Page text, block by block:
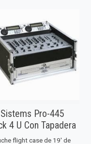
Pro-445
4 U Con Tapadera
flight case de 19' de